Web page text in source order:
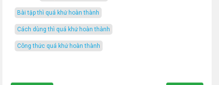
bài tập thì quá khứ hoàn thành
cách dùng thì quá khứ hoàn thành
công thức quá khứ hoàn thành